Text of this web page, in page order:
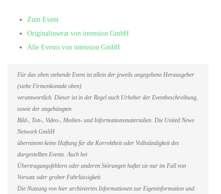
Zum Event
Originalinserat von intension GmbH
Alle Events von intension GmbH
Für das oben stehende Event ist allein der jeweils angegebene Herausgeber
(siehe Firmenkontakt oben)
verantwortlich. Dieser ist in der Regel auch Urheber der Eventbeschreibung,
sowie der angehängten
Bild-, Ton-, Video-, Medien- und Informationsmaterialien. Die United News
Network GmbH
übernimmt keine Haftung für die Korrektheit oder Vollständigkeit des
dargestellten Events. Auch bei
Übertragungsfehlern oder anderen Störungen haftet sie nur im Fall von
Vorsatz oder grober Fahrlässigkeit.
Die Nutzung von hier archivierten Informationen zur Eigeninformation und